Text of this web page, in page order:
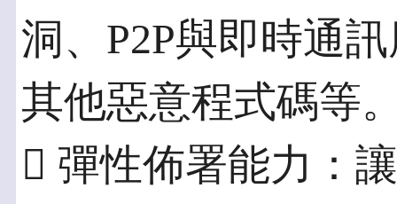
洞、P2P與即時通
其他惡意程式碼等
 彈性佈署能力：